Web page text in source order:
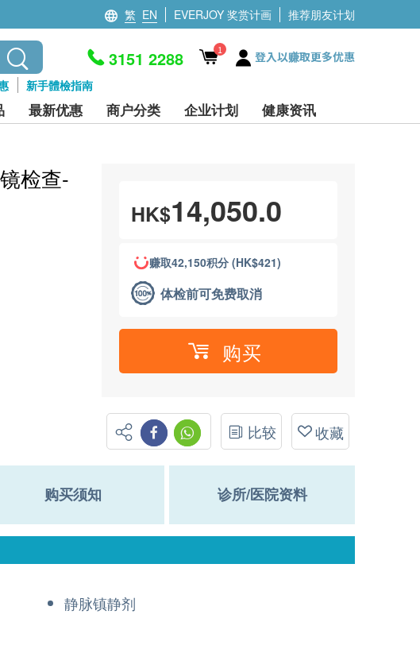
繁 EN EVERJOY 奖赏计画 推荐朋友计划
新手體檢指南
3151 2288 1 登入以赚取更多优惠
最新优惠 商户分类 企业计划 健康资讯
检查-
HK$14,050.0
赚取42,150积分 (HK$421)
体检前可免费取消
购买
比较 收藏
购买须知 诊所/医院资料
静脉镇静剂